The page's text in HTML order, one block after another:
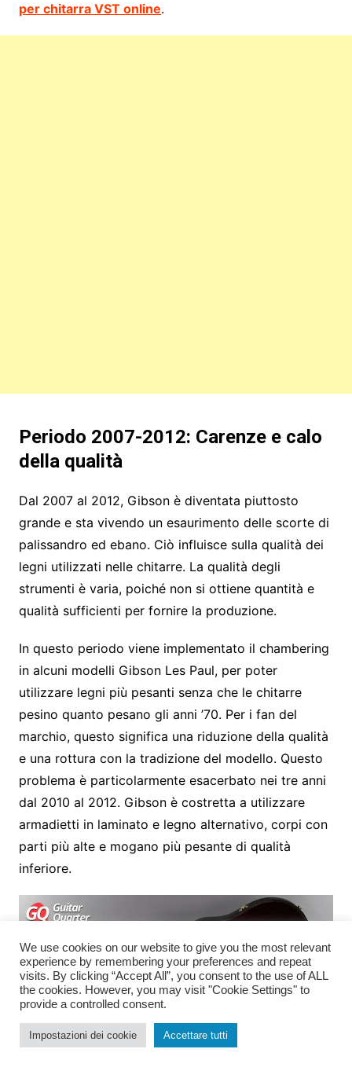
per chitarra VST online.
Periodo 2007-2012: Carenze e calo
della qualità
Dal 2007 al 2012, Gibson è diventata piuttosto
grande e sta vivendo un esaurimento delle scorte di
palissandro ed ebano. Ciò influisce sulla qualità dei
legni utilizzati nelle chitarre. La qualità degli
strumenti è varia, poiché non si ottiene quantità e
qualità sufficienti per fornire la produzione.
In questo periodo viene implementato il chambering
in alcuni modelli Gibson Les Paul, per poter
utilizzare legni più pesanti senza che le chitarre
pesino quanto pesano gli anni ’70. Per i fan del
marchio, questo significa una riduzione della qualità
e una rottura con la tradizione del modello. Questo
problema è particolarmente esacerbato nei tre anni
dal 2010 al 2012. Gibson è costretta a utilizzare
armadietti in laminato e legno alternativo, corpi con
parti più alte e mogano più pesante di qualità
inferiore.
We use cookies on our website to give you the most relevant
experience by remembering your preferences and repeat
visits. By clicking “Accept All”, you consent to the use of ALL
the cookies. However, you may visit "Cookie Settings" to
provide a controlled consent.
Impostazioni dei cookie Accettare tutti